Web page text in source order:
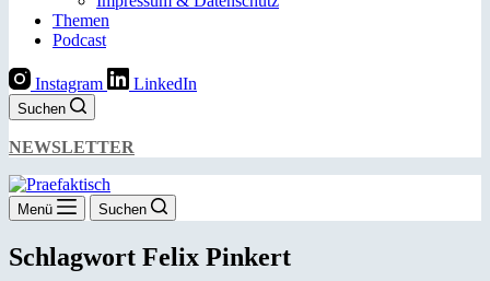
Themen
Podcast
Instagram LinkedIn
Suchen
NEWSLETTER
Menü Suchen
Schlagwort Felix Pinkert